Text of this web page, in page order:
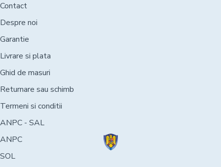
Contact
Despre noi
Garantie
Livrare si plata
Ghid de masuri
Returnare sau schimb
Termeni si conditii
ANPC - SAL
ANPC
SOL